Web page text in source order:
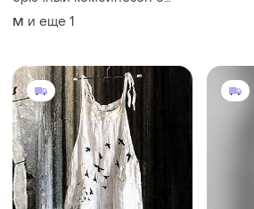
открытой спинкой
missguided, размер 46 - 48
M и еще 1